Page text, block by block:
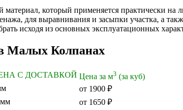
материал, который применяется практически
для выравнивания и засыпки участка, а
исходя из основных эксплуатационных
Малых Колпанах
С ДОСТАВКОЙ Цена за м3 (за куб)
от 1900 ₽
от 1650 ₽